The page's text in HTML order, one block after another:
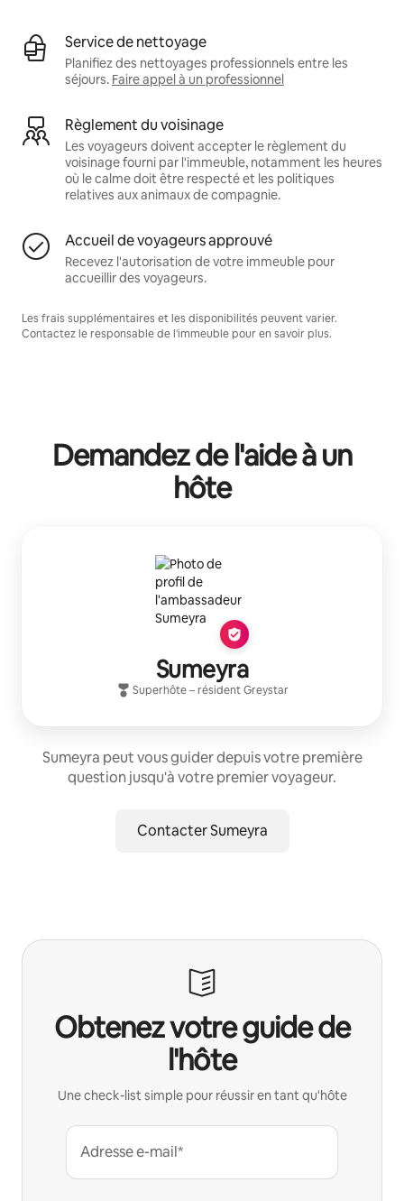
Service de nettoyage
Planifiez des nettoyages professionnels entre les
séjours. Faire appel à un professionnel
Règlement du voisinage
Les voyageurs doivent accepter le règlement du
voisinage fourni par l'immeuble, notamment les heures
où le calme doit être respecté et les politiques
relatives aux animaux de compagnie.
Accueil de voyageurs approuvé
Recevez l'autorisation de votre immeuble pour
accueillir des voyageurs.
Les frais supplémentaires et les disponibilités peuvent varier.
Contactez le responsable de l'immeuble pour en savoir plus.
Demandez de l'aide à un
hôte
Sumeyra
Superhôte– résidentGreystar
Sumeyra peut vous guider depuis votre première
question jusqu'à votre premier voyageur.
Contacter Sumeyra
Obtenez votre guide de
l'hôte
Une check-list simple pour réussir en tant qu'hôte
Adresse e-mail*